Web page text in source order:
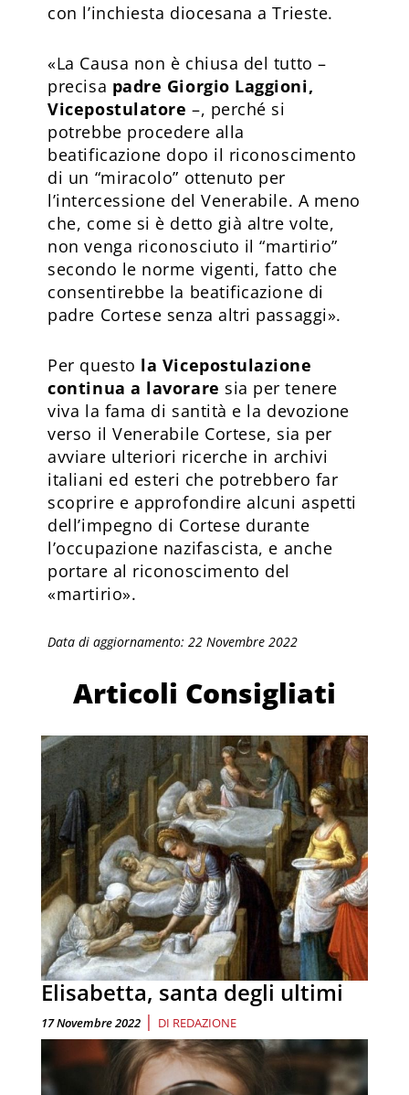
con l’inchiesta diocesana a Trieste.
«La Causa non è chiusa del tutto –
precisa padre Giorgio Laggioni,
Vicepostulatore –, perché si
potrebbe procedere alla
beatificazione dopo il riconoscimento
di un “miracolo” ottenuto per
l’intercessione del Venerabile. A meno
che, come si è detto già altre volte,
non venga riconosciuto il “martirio”
secondo le norme vigenti, fatto che
consentirebbe la beatificazione di
padre Cortese senza altri passaggi».
Per questo la Vicepostulazione
continua a lavorare sia per tenere
viva la fama di santità e la devozione
verso il Venerabile Cortese, sia per
avviare ulteriori ricerche in archivi
italiani ed esteri che potrebbero far
scoprire e approfondire alcuni aspetti
dell’impegno di Cortese durante
l’occupazione nazifascista, e anche
portare al riconoscimento del
«martirio».
Data di aggiornamento: 22 Novembre 2022
Articoli Consigliati
Elisabetta, santa degli ultimi
17 Novembre 2022 | DI REDAZIONE